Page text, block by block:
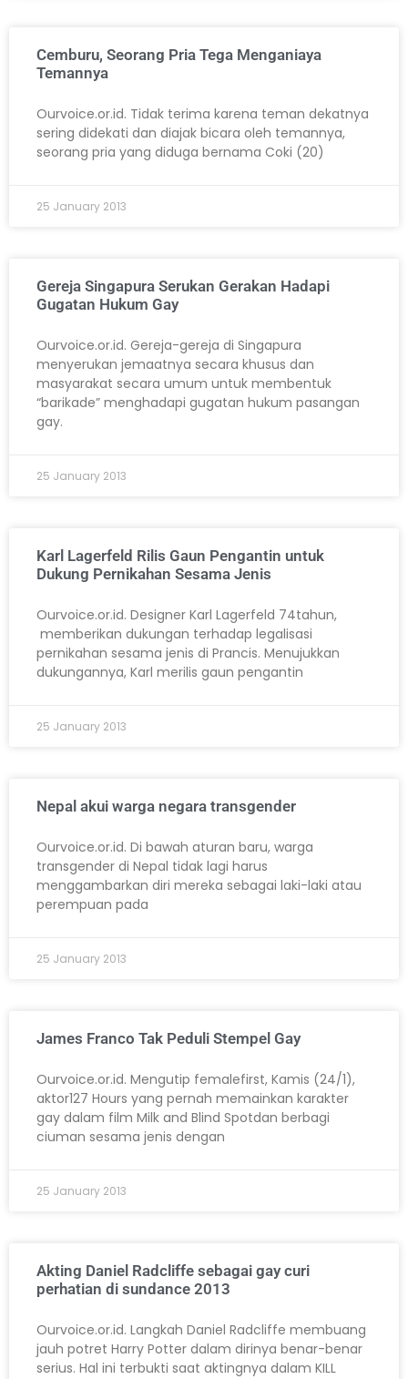
Cemburu, Seorang Pria Tega Menganiaya
Temannya
Ourvoice.or.id. Tidak terima karena teman dekatnya
sering didekati dan diajak bicara oleh temannya,
seorang pria yang diduga bernama Coki (20)
25 January 2013
Gereja Singapura Serukan Gerakan Hadapi
Gugatan Hukum Gay
Ourvoice.or.id. Gereja-gereja di Singapura
menyerukan jemaatnya secara khusus dan
masyarakat secara umum untuk membentuk
“barikade” menghadapi gugatan hukum pasangan
gay.
25 January 2013
Karl Lagerfeld Rilis Gaun Pengantin untuk
Dukung Pernikahan Sesama Jenis
Ourvoice.or.id. Designer Karl Lagerfeld 74tahun,
memberikan dukungan terhadap legalisasi
pernikahan sesama jenis di Prancis. Menujukkan
dukungannya, Karl merilis gaun pengantin
25 January 2013
Nepal akui warga negara transgender
Ourvoice.or.id. Di bawah aturan baru, warga
transgender di Nepal tidak lagi harus
menggambarkan diri mereka sebagai laki-laki atau
perempuan pada
25 January 2013
James Franco Tak Peduli Stempel Gay
Ourvoice.or.id. Mengutip femalefirst, Kamis (24/1),
aktor127 Hours yang pernah memainkan karakter
gay dalam film Milk and Blind Spotdan berbagi
ciuman sesama jenis dengan
25 January 2013
Akting Daniel Radcliffe sebagai gay curi
perhatian di sundance 2013
Ourvoice.or.id. Langkah Daniel Radcliffe membuang
jauh potret Harry Potter dalam dirinya benar-benar
serius. Hal ini terbukti saat aktingnya dalam KILL